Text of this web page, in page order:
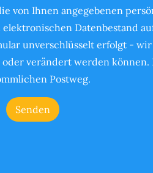
von Ihnen angegebenen
Datenbestand
unverschlüsselt erfolgt -
verändert werden
Postweg.